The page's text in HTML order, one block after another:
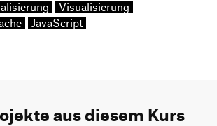
Visualisierung
JavaScript
aus diesem Kurs